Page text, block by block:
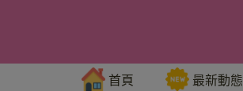
首頁 最新動態